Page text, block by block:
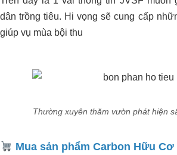
dân trồng tiêu. Hi vọng sẽ cung cấp
giúp vụ mùa bội thu
Thường xuyên thăm vườn phát hiện
Mua sản phẩm Carbon Hữu